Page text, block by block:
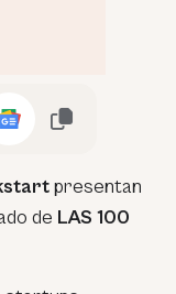
presentan
de LAS 100